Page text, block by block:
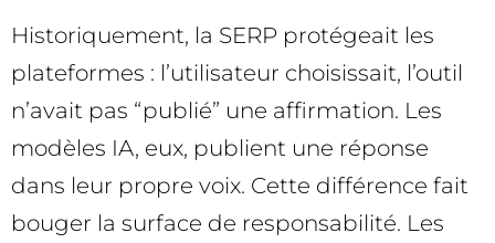
Historiquement, la SERP protégeait les
plateformes : l’utilisateur choisissait, l’outil
n’avait pas “publié” une affirmation. Les
modèles IA, eux, publient une réponse
dans leur propre voix. Cette différence fait
bouger la surface de responsabilité. Les